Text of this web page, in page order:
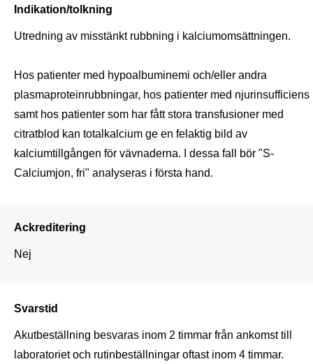
Indikation/tolkning
Utredning av misstänkt rubbning i kalciumomsättningen.
Hos patienter med hypoalbuminemi och/eller andra
plasmaproteinrubbningar, hos patienter med njurinsufficiens
samt hos patienter som har fått stora transfusioner med
citratblod kan totalkalcium ge en felaktig bild av
kalciumtillgången för vävnaderna. I dessa fall bör "S-
Calciumjon, fri" analyseras i första hand.
Ackreditering
Nej
Svarstid
Akutbeställning besvaras inom 2 timmar från ankomst till
laboratoriet och rutinbeställningar oftast inom 4 timmar.